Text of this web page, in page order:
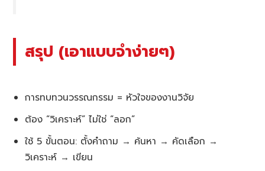
สรุป (เอาแบบจำง่ายๆ)
การทบทวนวรรณกรรม = หัวใจของงานวิจัย
ต้อง “วิเคราะห์” ไม่ใช่ “ลอก”
ใช้ 5 ขั้นตอน: ตั้งคำถาม → ค้นหา → คัดเลือก →
วิเคราะห์ → เขียน